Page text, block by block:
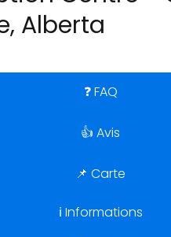
Alberta
❓ FAQ
👍 Avis
📌 Carte
ℹ️ Informations